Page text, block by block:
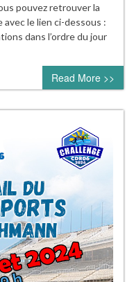
pouvez retrouver la
le lien ci-dessous :
dans l’ordre du jour
Read More >>